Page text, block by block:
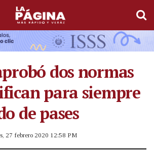
dos normas
para siempre
de pases
27 febrero 2020 12:58 PM